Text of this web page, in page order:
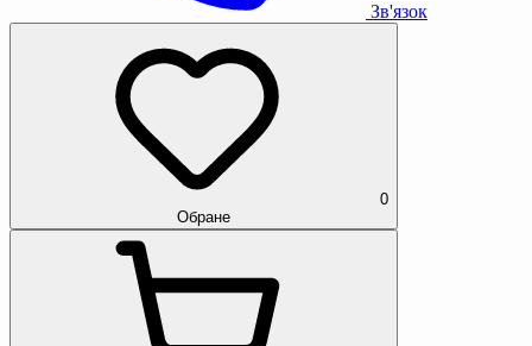
Зв'язок
0
Обране